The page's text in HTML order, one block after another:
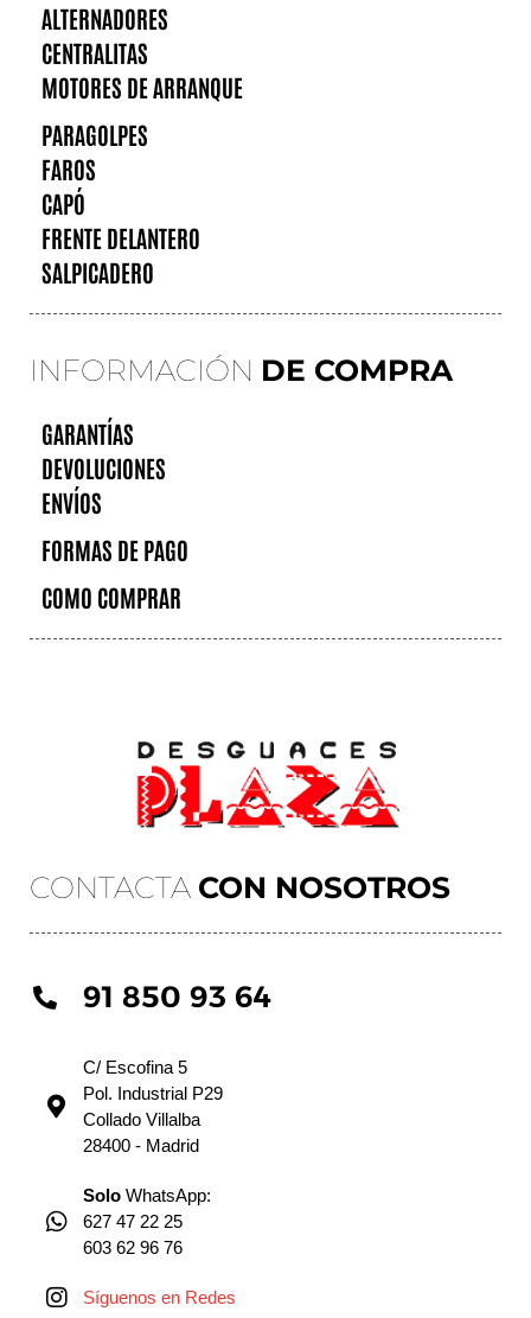
CONTACTA CON NOSOTROS
91 850 93 64
C/ Escofina 5
Pol. Industrial P29
Collado Villalba
28400 - Madrid
Solo WhatsApp:
627 47 22 25
603 62 96 76
Síguenos en Redes
ALTERNADORES
CENTRALITAS
MOTORES DE ARRANQUE
PARAGOLPES
FAROS
CAPÓ
FRENTE DELANTERO
SALPICADERO
INFORMACIÓN DE COMPRA
GARANTÍAS
DEVOLUCIONES
ENVÍOS
FORMAS DE PAGO
COMO COMPRAR